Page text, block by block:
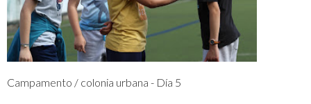
Campamento / colonia urbana - Día 5